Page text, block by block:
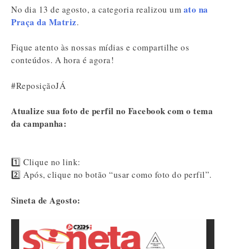
No dia 13 de agosto, a categoria realizou um ato na
Praça da Matriz.
Fique atento às nossas mídias e compartilhe os
conteúdos. A hora é agora!
#ReposiçãoJÁ
Atualize sua foto de perfil no Facebook com o tema
da campanha:
1️⃣ Clique no link:
2️⃣ Após, clique no botão “usar como foto do perfil”.
Sineta de Agosto: